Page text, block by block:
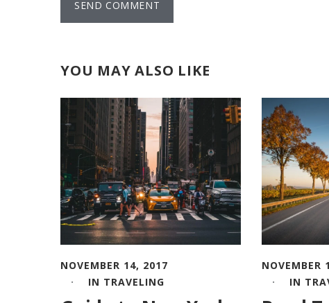
YOU MAY ALSO LIKE
NOVEMBER 14, 2017
IN TRAVELING
NOVEMBER
IN